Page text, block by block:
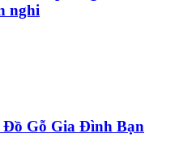
nghi
Gỗ Gia Đình Bạn